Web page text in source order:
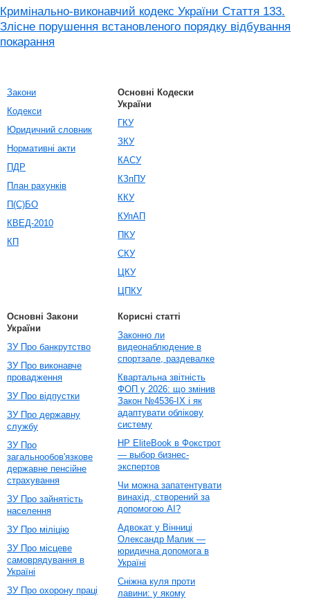
Кримінально-виконавчий кодекс України Стаття 133.
Злісне порушення встановленого порядку відбування
покарання
Закони
Кодекси
Юридичний словник
Нормативні акти
ПДР
План рахунків
П(С)БО
КВЕД-2010
КП
Основні Кодески
України
ГКУ
ЗКУ
КАСУ
КЗпПУ
ККУ
КУпАП
ПКУ
СКУ
ЦКУ
ЦПКУ
Основні Закони
України
ЗУ Про банкрутство
ЗУ Про виконавче
провадження
ЗУ Про відпустки
ЗУ Про державну
службу
ЗУ Про
загальнообов'язкове
державне пенсійне
страхування
ЗУ Про зайнятість
населення
ЗУ Про міліцію
ЗУ Про місцеве
самоврядування в
Україні
ЗУ Про охорону праці
Корисні статті
Законно ли
видеонаблюдение в
спортзале, раздевалке
Квартальна звітність
ФОП у 2026: що змінив
Закон №4536-IX і як
адаптувати облікову
систему
HP EliteBook в Фокстрот
— выбор бизнес-
экспертов
Чи можна запатентувати
винахід, створений за
допомогою AI?
Адвокат у Вінниці
Олександр Малик —
юридична допомога в
Україні
Сніжна куля проти
лавини: у якому